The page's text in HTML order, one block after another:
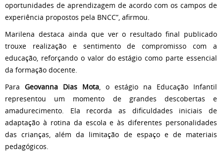
oportunidades de aprendizagem de acordo com os campos de
experiência propostos pela BNCC”, afirmou.
Marilena destaca ainda que ver o resultado final publicado
trouxe realização e sentimento de compromisso com a
educação, reforçando o valor do estágio como parte essencial
da formação docente.
Para Geovanna Dias Mota, o estágio na Educação Infantil
representou um momento de grandes descobertas e
amadurecimento. Ela recorda as dificuldades iniciais de
adaptação à rotina da escola e às diferentes personalidades
das crianças, além da limitação de espaço e de materiais
pedagógicos.